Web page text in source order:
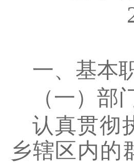
一、基本
（一）部
认真贯彻
乡辖区内的